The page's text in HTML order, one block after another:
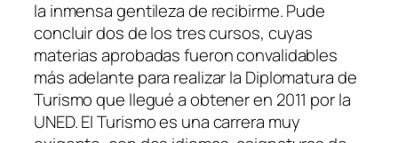
la inmensa gentileza de recibirme. Pude
concluir dos de los tres cursos, cuyas
materias aprobadas fueron convalidables
más adelante para realizar la Diplomatura de
Turismo que llegué a obtener en 2011 por la
UNED. El Turismo es una carrera muy